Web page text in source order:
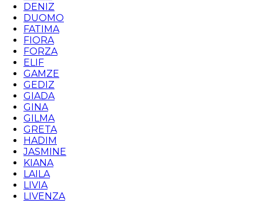
DENIZ
DUOMO
FATIMA
FIORA
FORZA
ELIF
GAMZE
GEDIZ
GIADA
GINA
GILMA
GRETA
HADIM
JASMINE
KIANA
LAILA
LIVIA
LIVENZA